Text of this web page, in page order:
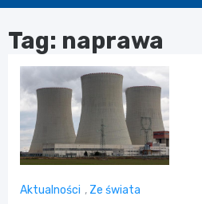
Tag: naprawa
Aktualności , Ze świata